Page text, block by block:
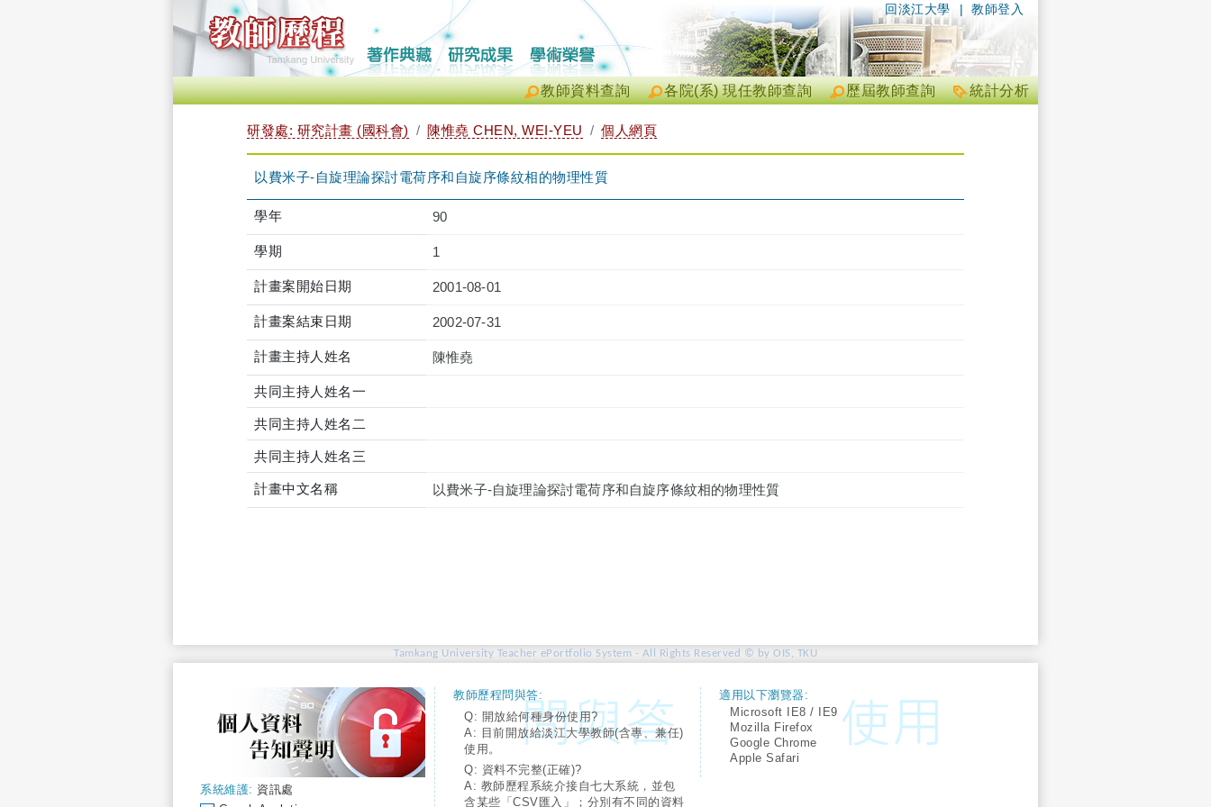
| 教師登入
回淡江大學
統計分析
歷屆教師查詢
各院(系) 現任教師查詢
教師資料查詢
研發處: 研究計畫 (國科會) 陳惟堯 CHEN, WEI-YEU 個人網頁
以費米子-自旋理論探討電荷序和自旋序條紋相的物理性質
學年 90
學期 1
計畫案開始日期 2001-08-01
計畫案結束日期 2002-07-31
計畫主持人姓名 陳惟堯
共同主持人姓名一
共同主持人姓名二
共同主持人姓名三
計畫中文名稱 以費米子-自旋理論探討電荷序和自旋序條紋相的物理性質
Tamkang University Teacher ePortfolio System - All Rights Reserved © by OIS, TKU
系統維護: 資訊處
教師歷程問與答:
Q: 開放給何種身份使用?
A: 目前開放給淡江大學教師(含專、兼任)
使用。
Q: 資料不完整(正確)?
A: 教師歷程系統介接自七大系統，並包
含某些「CSV匯入」；分別有不同的資料
適用以下瀏覽器:
Microsoft IE8 / IE9
Mozilla Firefox
Google Chrome
Apple Safari